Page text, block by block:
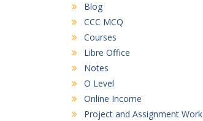
Blog
CCC MCQ
Courses
Libre Office
Notes
O Level
Online Income
Project and Assignment Work